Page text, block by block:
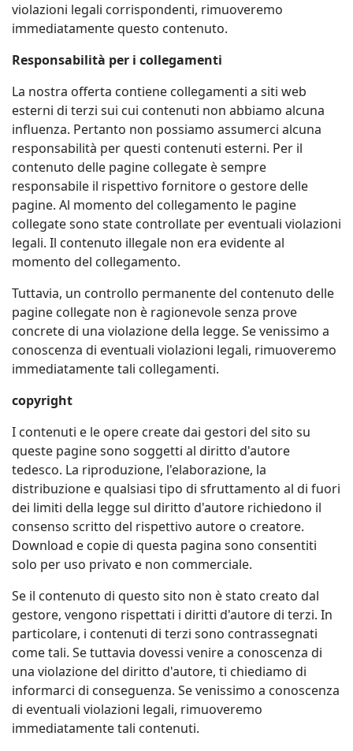
violazioni legali corrispondenti, rimuoveremo
immediatamente questo contenuto.
Responsabilità per i collegamenti
La nostra offerta contiene collegamenti a siti web
esterni di terzi sui cui contenuti non abbiamo alcuna
influenza. Pertanto non possiamo assumerci alcuna
responsabilità per questi contenuti esterni. Per il
contenuto delle pagine collegate è sempre
responsabile il rispettivo fornitore o gestore delle
pagine. Al momento del collegamento le pagine
collegate sono state controllate per eventuali violazioni
legali. Il contenuto illegale non era evidente al
momento del collegamento.
Tuttavia, un controllo permanente del contenuto delle
pagine collegate non è ragionevole senza prove
concrete di una violazione della legge. Se venissimo a
conoscenza di eventuali violazioni legali, rimuoveremo
immediatamente tali collegamenti.
copyright
I contenuti e le opere create dai gestori del sito su
queste pagine sono soggetti al diritto d'autore
tedesco. La riproduzione, l'elaborazione, la
distribuzione e qualsiasi tipo di sfruttamento al di fuori
dei limiti della legge sul diritto d'autore richiedono il
consenso scritto del rispettivo autore o creatore.
Download e copie di questa pagina sono consentiti
solo per uso privato e non commerciale.
Se il contenuto di questo sito non è stato creato dal
gestore, vengono rispettati i diritti d'autore di terzi. In
particolare, i contenuti di terzi sono contrassegnati
come tali. Se tuttavia dovessi venire a conoscenza di
una violazione del diritto d'autore, ti chiediamo di
informarci di conseguenza. Se venissimo a conoscenza
di eventuali violazioni legali, rimuoveremo
immediatamente tali contenuti.